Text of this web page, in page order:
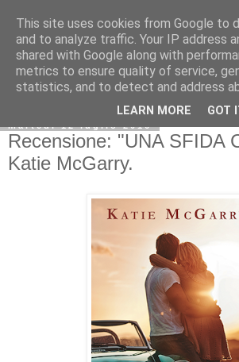
martedì 12 luglio 2016
Recensione: "UNA SFIDA
Katie McGarry.
This site uses cookies from Google to
and to analyze traffic. Your IP address
shared with Google along with
metrics to ensure quality of service,
statistics, and to detect and address
LEARN MORE GOT